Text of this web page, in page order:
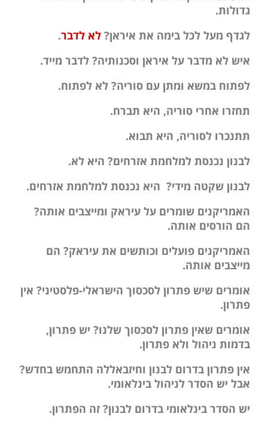
גדולות.
לגדף מעל לכל בימה את איראן? לא לדבר.
איש לא מדבר על איראן וסכנותיה? לדבר מייד.
לפתוח במשא ומתן עם סוריה? לא לפתוח.
תחזרו אחרי סוריה, היא תברח.
תתנכרו לסוריה, היא תבוא.
לבנון נכנסת למלחמת אזרחים? היא לא.
לבנון שקטה מידי? היא נכנסת למלחמת אזרחים.
האמריקנים שומרים על עיראק ומייצבים אותה?
הם הורסים אותה.
האמריקנים פועלים וכותשים את עיראק? הם
מייצבים אותה.
אומרים שיש פתרון לסכסוך הישראלי-פלסטיני? אין
פתרון.
אומרים שאין פתרון לסכסוך שלנו? יש פתרון,
בדמות ניהול ולא פתרון.
אין פתרון בדרום לבנון וחיזבאללה התחמש בחדש?
אבל יש הסדר לניהול בינלאומי.
יש הסדר בינלאומי בדרום לבנון? זה הפתרון.